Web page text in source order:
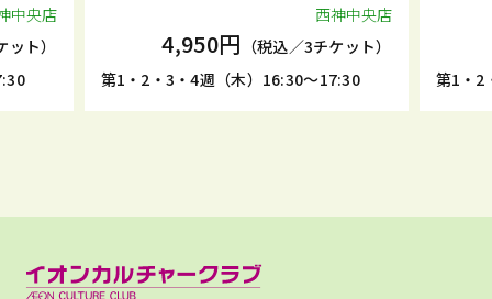
円（税込／3チケット）
（木）16:30～17:30
4,950円（税込／3チケ
第1・2・3・4週（木）17:30～18:30